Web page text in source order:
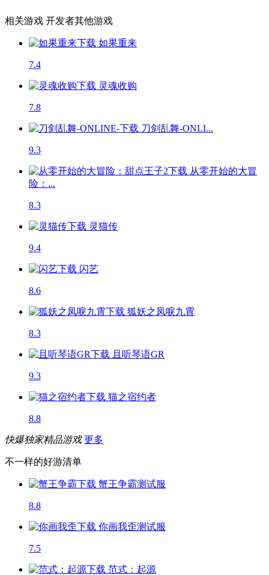
相关游戏 开发者其他游戏
如果重来
7.4
灵魂收购
7.8
刀剑乱舞-ONLI...
9.3
从零开始的大冒
险：...
8.3
灵猫传
9.4
闪艺
8.6
狐妖之凤唳九霄
8.3
且听琴语GR
9.3
猫之宿约者
8.8
快爆独家精品游戏 更多
不一样的好游清单
蟹王争霸测试服
8.8
你画我歪测试服
7.5
范式：起源